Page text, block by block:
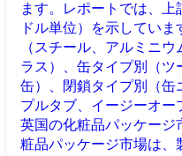
ます。レポートでは、
ドル単位）を示していま
（スチール、アルミニ
ラス）、缶タイプ別（
缶）、閉鎖タイプ別（缶
プルタブ、イージーオー
英国の化粧品パッケージ
粧品パッケージ市場は、